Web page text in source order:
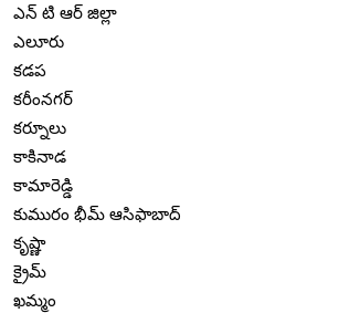
ఎన్ టి ఆర్ జిల్లా
ఎలూరు
కడప
కరీంనగర్
కర్నూలు
కాకినాడ
కామారెడ్డి
కుమురం భీమ్ ఆసిఫాబాద్
కృష్ణా
క్రైమ్
ఖమ్మం